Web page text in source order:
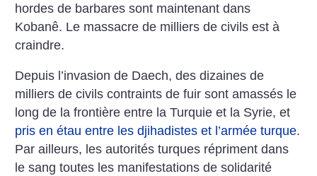
hordes de barbares sont maintenant dans
Kobanê. Le massacre de milliers de civils est à
craindre.
Depuis l’invasion de Daech, des dizaines de
milliers de civils contraints de fuir sont amassés le
long de la frontière entre la Turquie et la Syrie, et
pris en étau entre les djihadistes et l’armée turque.
Par ailleurs, les autorités turques répriment dans
le sang toutes les manifestations de solidarité